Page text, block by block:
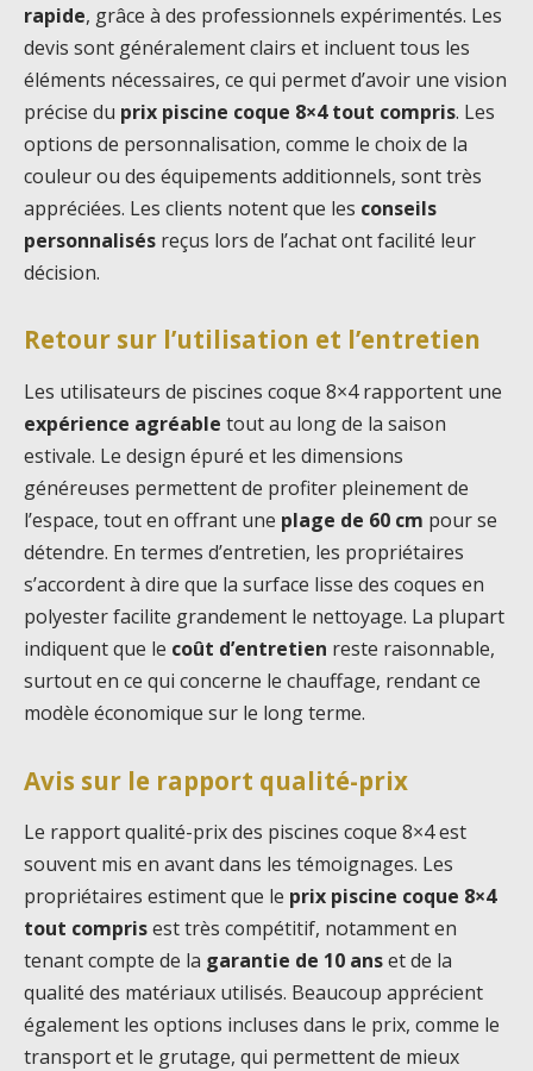
rapide, grâce à des professionnels expérimentés. Les
devis sont généralement clairs et incluent tous les
éléments nécessaires, ce qui permet d’avoir une vision
précise du prix piscine coque 8×4 tout compris. Les
options de personnalisation, comme le choix de la
couleur ou des équipements additionnels, sont très
appréciées. Les clients notent que les conseils
personnalisés reçus lors de l’achat ont facilité leur
décision.
Retour sur l’utilisation et l’entretien
Les utilisateurs de piscines coque 8×4 rapportent une
expérience agréable tout au long de la saison
estivale. Le design épuré et les dimensions
généreuses permettent de profiter pleinement de
l’espace, tout en offrant une plage de 60 cm pour se
détendre. En termes d’entretien, les propriétaires
s’accordent à dire que la surface lisse des coques en
polyester facilite grandement le nettoyage. La plupart
indiquent que le coût d’entretien reste raisonnable,
surtout en ce qui concerne le chauffage, rendant ce
modèle économique sur le long terme.
Avis sur le rapport qualité-prix
Le rapport qualité-prix des piscines coque 8×4 est
souvent mis en avant dans les témoignages. Les
propriétaires estiment que le prix piscine coque 8×4
tout comprisest très compétitif, notamment en
tenant compte de la garantie de 10 anset de la
qualité des matériaux utilisés. Beaucoup apprécient
également les options incluses dans le prix, comme le
transport et le grutage, qui permettent de mieux